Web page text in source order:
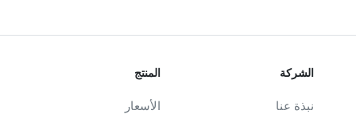
الشركة
نبذة عنا
المنتج
الأسعار